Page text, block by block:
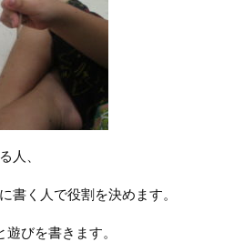
人、
書く人で役割を決めます。
びを書きます。